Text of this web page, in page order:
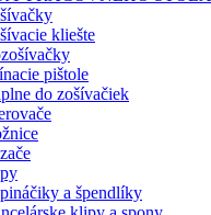
kliešte
pištole
do zošívačiek
a špendlíky